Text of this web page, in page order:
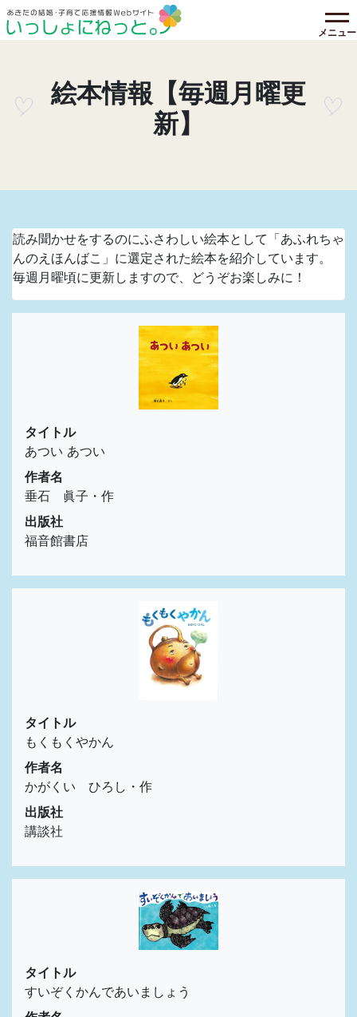
メニュー
絵本情報【毎週月曜更
新】
読み聞かせをするのにふさわしい絵本として「あふれちゃ
んのえほんばこ」に選定された絵本を紹介しています。
毎週月曜頃に更新しますので、どうぞお楽しみに！
タイトル
あつい あつい
作者名
垂石 眞子・作
出版社
福音館書店
タイトル
もくもくやかん
作者名
かがくい ひろし・作
出版社
講談社
タイトル
すいぞくかんであいましょう